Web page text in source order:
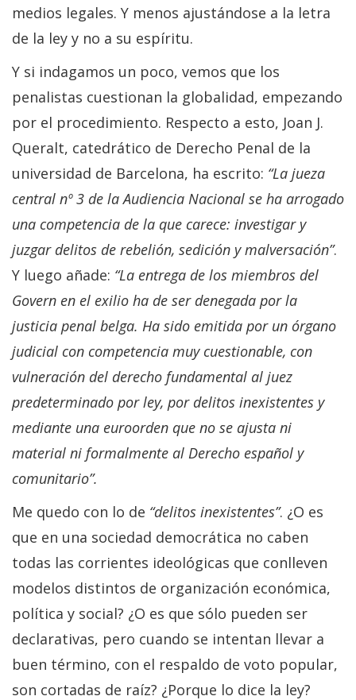
medios legales. Y menos ajustándose a la letra
de la ley y no a su espíritu.
Y si indagamos un poco, vemos que los
penalistas cuestionan la globalidad, empezando
por el procedimiento. Respecto a esto, Joan J.
Queralt, catedrático de Derecho Penal de la
universidad de Barcelona, ha escrito: “La jueza
central nº 3 de la Audiencia Nacional se ha arrogado
una competencia de la que carece: investigar y
juzgar delitos de rebelión, sedición y malversación”.
Y luego añade: “La entrega de los miembros del
Govern en el exilio ha de ser denegada por la
justicia penal belga. Ha sido emitida por un órgano
judicial con competencia muy cuestionable, con
vulneración del derecho fundamental al juez
predeterminado por ley, por delitos inexistentes y
mediante una euroorden que no se ajusta ni
material ni formalmente al Derecho español y
comunitario”.
Me quedo con lo de “delitos inexistentes”. ¿O es
que en una sociedad democrática no caben
todas las corrientes ideológicas que conlleven
modelos distintos de organización económica,
política y social? ¿O es que sólo pueden ser
declarativas, pero cuando se intentan llevar a
buen término, con el respaldo de voto popular,
son cortadas de raíz? ¿Porque lo dice la ley?